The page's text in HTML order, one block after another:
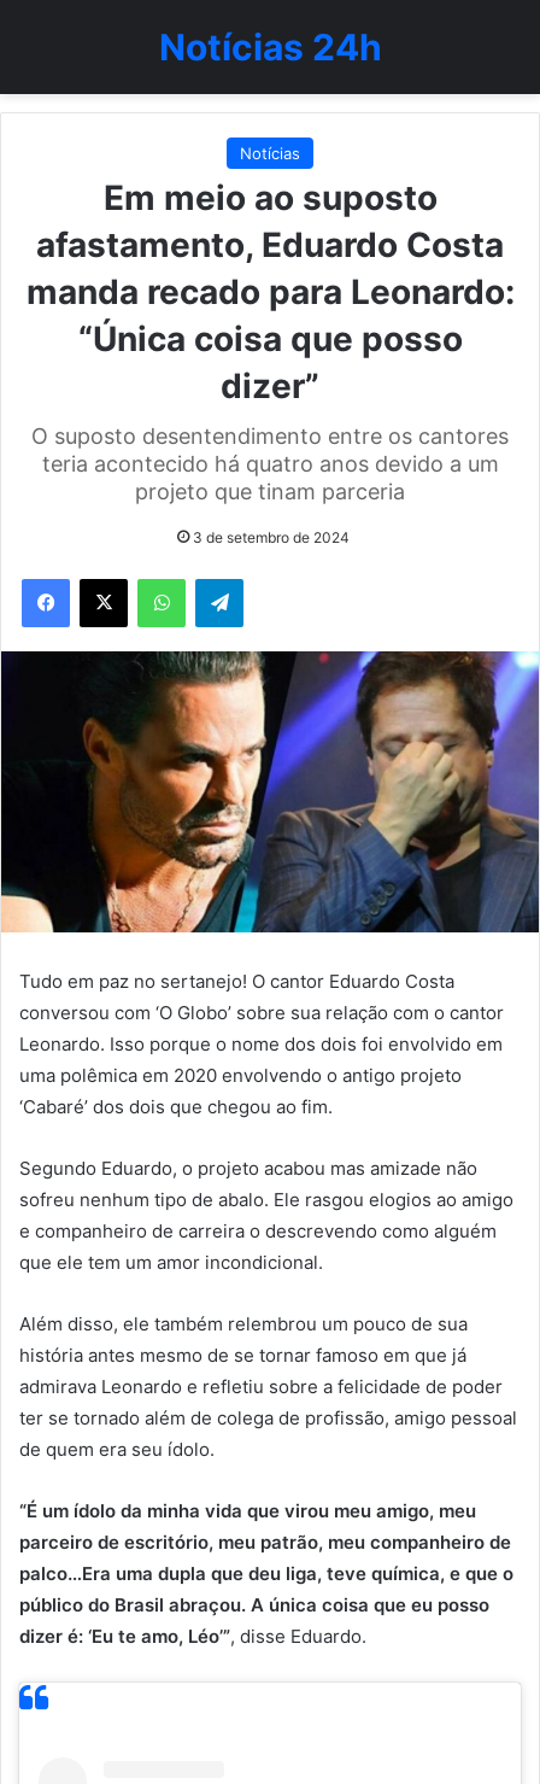
Notícias 24h
Notícias
Em meio ao suposto
afastamento, Eduardo Costa
manda recado para Leonardo:
“Única coisa que posso
dizer”
O suposto desentendimento entre os cantores
teria acontecido há quatro anos devido a um
projeto que tinam parceria
3 de setembro de 2024
WhatsAppTelegram
Tudo em paz no sertanejo! O cantor Eduardo Costa
conversou com ‘O Globo’ sobre sua relação com o cantor
Leonardo. Isso porque o nome dos dois foi envolvido em
uma polêmica em 2020 envolvendo o antigo projeto
‘Cabaré’ dos dois que chegou ao fim.
Segundo Eduardo, o projeto acabou mas amizade não
sofreu nenhum tipo de abalo. Ele rasgou elogios ao amigo
e companheiro de carreira o descrevendo como alguém
que ele tem um amor incondicional.
Além disso, ele também relembrou um pouco de sua
história antes mesmo de se tornar famoso em que já
admirava Leonardo e refletiu sobre a felicidade de poder
ter se tornado além de colega de profissão, amigo pessoal
de quem era seu ídolo.
“É um ídolo da minha vida que virou meu amigo, meu
parceiro de escritório, meu patrão, meu companheiro de
palco…Era uma dupla que deu liga, teve química, e que o
público do Brasil abraçou. A única coisa que eu posso
dizer é: ‘Eu te amo, Léo’”, disse Eduardo.